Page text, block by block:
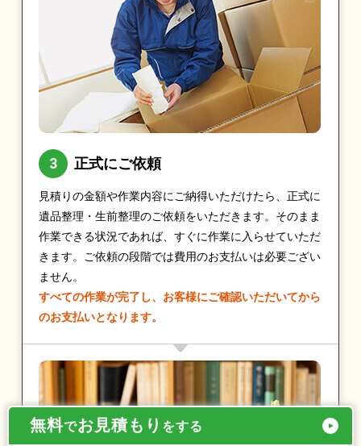
正式にご依頼
見積りの金額や作業内容にご納得いただけたら、正式に
遺品整理・生前整理のご依頼をいただきます。そのまま
作業できる状況であれば、すぐに作業に入らせていただ
きます。ご依頼の段階では費用のお支払いは必要ござい
ません。
すべての作業が完了し、お客様にご確認いただいてから
のお支払いとなります。
無料でお見積もり をする